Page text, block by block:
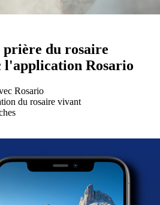
prière du rosaire
l'application Rosario
Rosario
du rosaire vivant